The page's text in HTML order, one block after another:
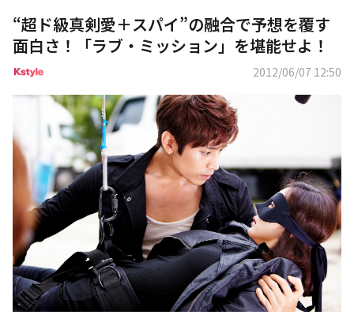
“超ド級真剣愛＋スパイ”の融合で予想を覆す
面白さ！「ラブ・ミッション」を堪能せよ！
2012/06/07 12:50